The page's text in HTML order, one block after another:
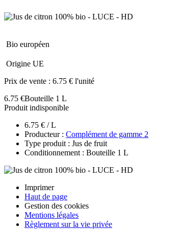
Bio européen
Origine UE
Prix de vente : 6.75 € l'unité
6.75 €Bouteille 1 L
Produit indisponible
6.75 € / L
Producteur : Complément de gamme 2
Type produit : Jus de fruit
Conditionnement : Bouteille 1 L
Imprimer
Haut de page
Gestion des cookies
Mentions légales
Règlement sur la vie privée